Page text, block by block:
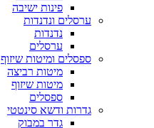
פינות ישיבה
ערסלים ונדנדות
נדנדות
ערסלים
ספסלים ומיטות שיזוף
מיטות רביצה
מיטות שיזוף
ספסלים
גדרות ודשא סינטטי
גדר במבוק